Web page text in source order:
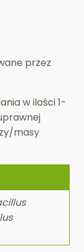
przez
w ilości 1-
masy